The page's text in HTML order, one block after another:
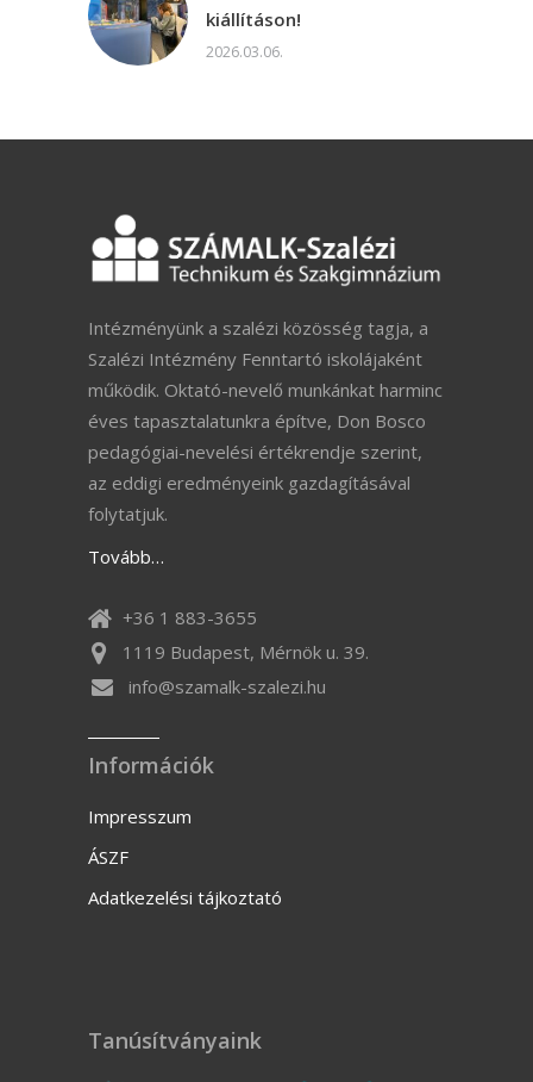
kiállításon!
2026.03.06.
Intézményünk a szalézi közösség tagja, a
Szalézi Intézmény Fenntartó iskolájaként
működik. Oktató-nevelő munkánkat harminc
éves tapasztalatunkra építve, Don Bosco
pedagógiai-nevelési értékrendje szerint,
az eddigi eredményeink gazdagításával
folytatjuk.
Tovább…
+36 1 883-3655
1119 Budapest, Mérnök u. 39.
info@szamalk-szalezi.hu
Információk
Impresszum
ÁSZF
Adatkezelési tájkoztató
Tanúsítványaink